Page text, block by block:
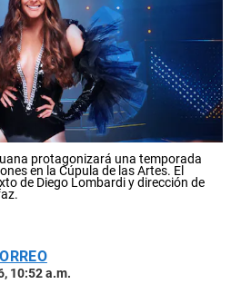
protagonizará una temporada
en la Cúpula de las Artes. El
de Diego Lombardi y dirección de
10:52 a.m.